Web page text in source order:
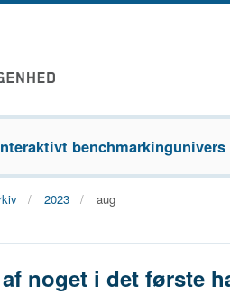
benchmarkingunivers
2023 aug
noget i det første